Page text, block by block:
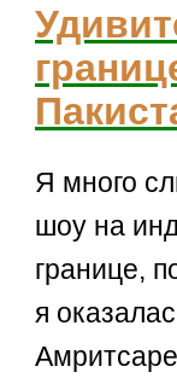
Я много
шоу на
границе,
я